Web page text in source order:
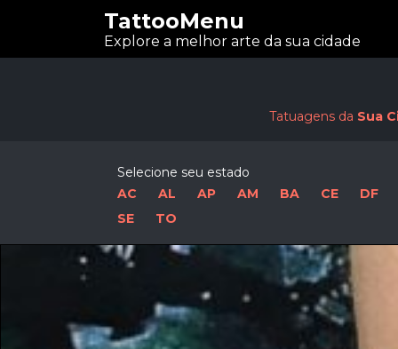
TattooMenu
Explore a melhor arte da sua cidade
Tatuagens da Sua
Selecione seu estado
AC
AL AP AM BA CE
DF
SE
TO